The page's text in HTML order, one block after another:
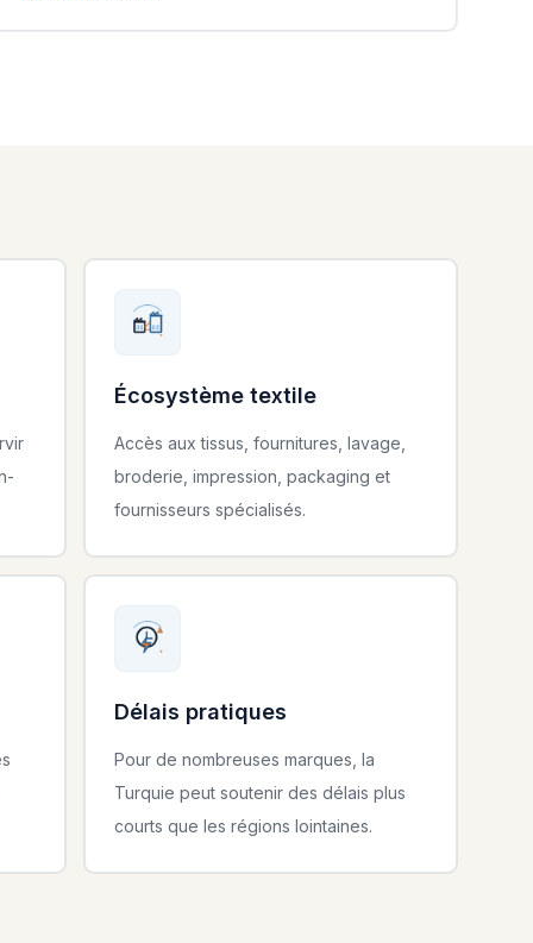
Écosystème textile
Accès aux tissus, fournitures, lavage,
broderie, impression, packaging et
fournisseurs spécialisés.
Délais pratiques
Pour de nombreuses marques, la
Turquie peut soutenir des délais plus
courts que les régions lointaines.